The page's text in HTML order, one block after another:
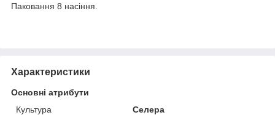
Паковання 8 насіння.
Характеристики
Основні атрибути
Культура
Селера